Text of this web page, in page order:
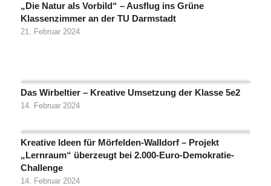
„Die Natur als Vorbild“ – Ausflug ins Grüne
Klassenzimmer an der TU Darmstadt
21. Februar 2024
Das Wirbeltier – Kreative Umsetzung der Klasse 5e2
14. Februar 2024
Kreative Ideen für Mörfelden-Walldorf – Projekt
„Lernraum“ überzeugt bei 2.000-Euro-Demokratie-
Challenge
14. Februar 2024